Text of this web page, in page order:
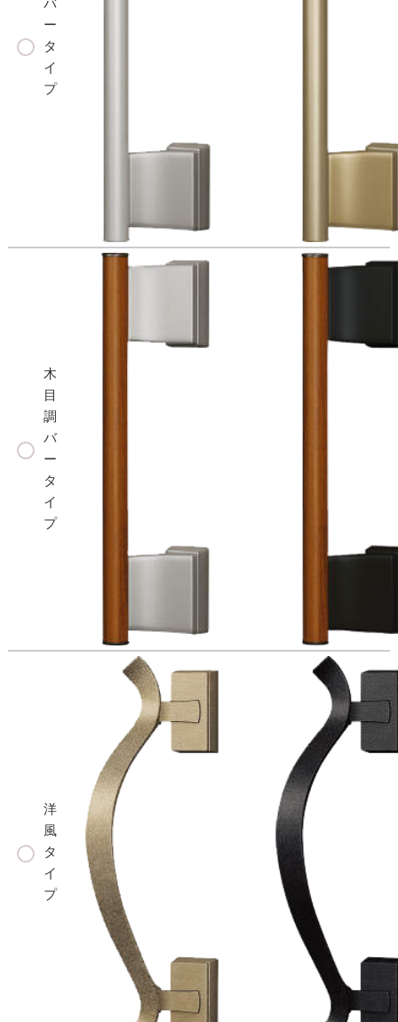
ー
タ
イ
プ
木
目
調
バ
ー
タ
イ
プ
洋
風
タ
イ
プ